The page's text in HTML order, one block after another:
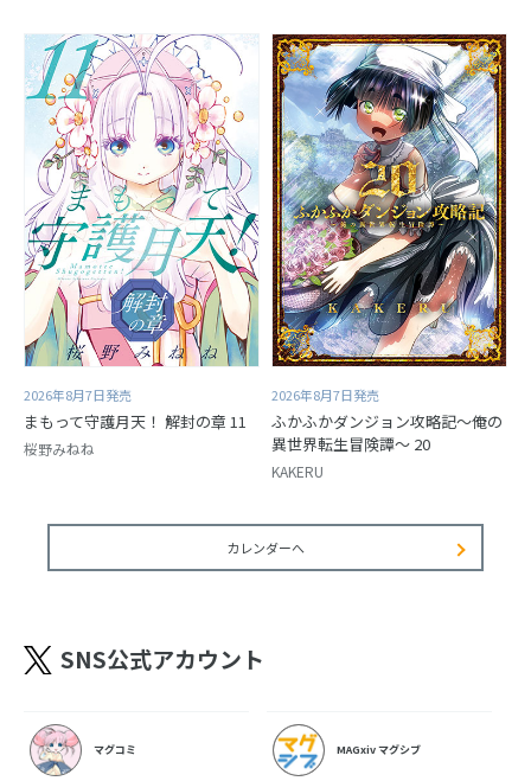
2026年8月7日発売
まもって守護月天！ 解封の章 11
桜野みねね
2026年8月7日発売
ふかふかダンジョン攻略記～俺の
異世界転生冒険譚～ 20
KAKERU
カレンダーへ
SNS公式アカウント
マグコミ MAGxiv マグシブ